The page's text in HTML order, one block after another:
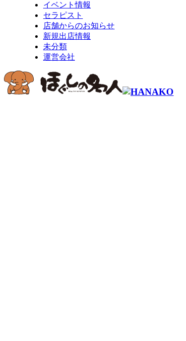
イベント情報
セラピスト
店舗からのお知らせ
新規出店情報
未分類
運営会社